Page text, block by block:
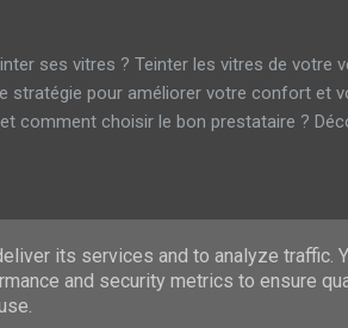
ses vitres ? Teinter les vitres de votre
stratégie pour améliorer votre confort et
comment choisir le bon prestataire ?
procédé offre de multiples avantages :
au coût, il convient de se pencher
Fourni par
its services and to analyze traffic.
and security metrics to ensure